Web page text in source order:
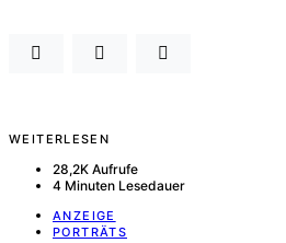
WEITERLESEN
28,2K Aufrufe
4 Minuten Lesedauer
ANZEIGE
PORTRÄTS